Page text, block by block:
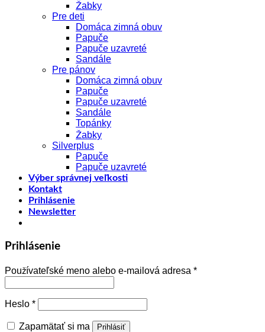
Žabky
Pre deti
Domáca zimná obuv
Papuče
Papuče uzavreté
Sandále
Pre pánov
Domáca zimná obuv
Papuče
Papuče uzavreté
Sandále
Topánky
Žabky
Silverplus
Papuče
Papuče uzavreté
Výber správnej veľkosti
Kontakt
Prihlásenie
Newsletter
Prihlásenie
Používateľské meno alebo e-mailová adresa *
Heslo *
Zapamätať si ma Prihlásiť